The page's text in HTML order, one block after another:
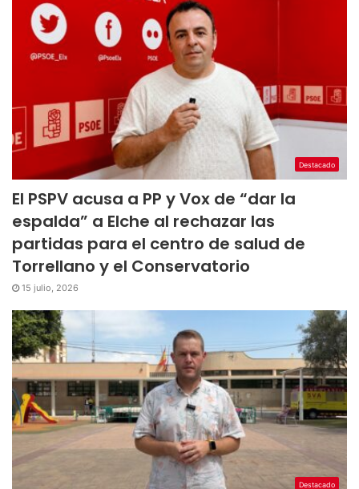
Destacado
El PSPV acusa a PP y Vox de “dar la
espalda” a Elche al rechazar las
partidas para el centro de salud de
Torrellano y el Conservatorio
15 julio, 2026
Destacado